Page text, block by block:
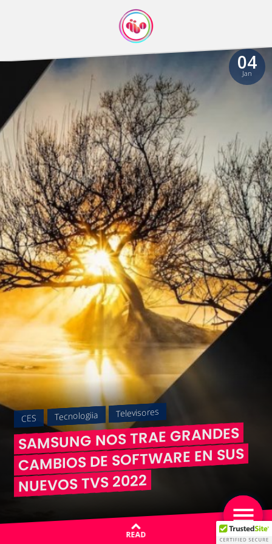
04
Jan
CES Tecnologiia Televisores
SAMSUNG NOS TRAE GRANDES
CAMBIOS DE SOFTWARE EN SUS
NUEVOS TVS 2022
READ